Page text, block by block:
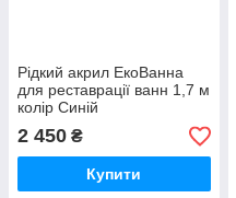
Рідкий акрил ЕкоВанна
для реставрації ванн 1,7 м
колір Синій
2 450 ₴
Купити